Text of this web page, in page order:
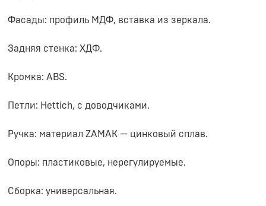
Фасады: профиль МДФ, вставка из зеркала.
Задняя стенка: ХДФ.
Кромка: ABS.
Петли: Hettich, с доводчиками.
Ручка: материал ZAMAK — цинковый сплав.
Опоры: пластиковые, нерегулируемые.
Сборка: универсальная.